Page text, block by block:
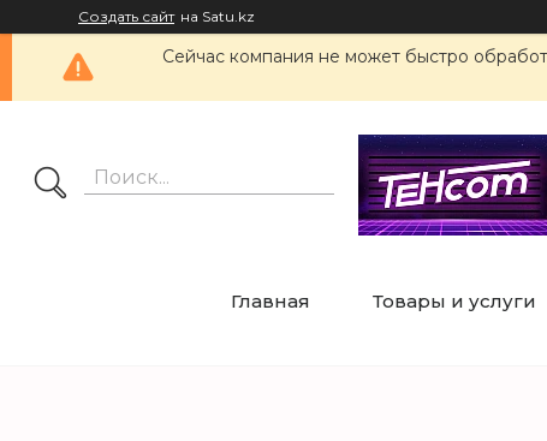
Создать сайт на Satu.kz
Сейчас компания не может быстро
Главная Товары и услуги